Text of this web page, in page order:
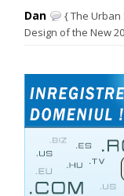
Dan
{ The
Design of the New